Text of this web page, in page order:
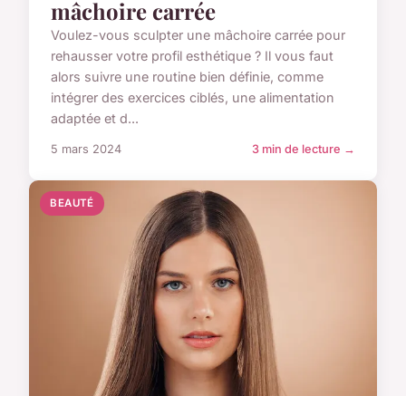
mâchoire carrée
Voulez-vous sculpter une mâchoire carrée pour
rehausser votre profil esthétique ? Il vous faut
alors suivre une routine bien définie, comme
intégrer des exercices ciblés, une alimentation
adaptée et d...
5 mars 2024 3 min de lecture →
BEAUTÉ